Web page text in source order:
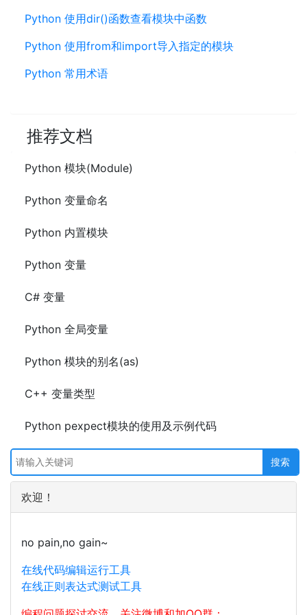
Python 使用dir()函数查看模块中函数
Python 使用from和import导入指定的模块
Python 常用术语
推荐文档
Python 模块(Module)
Python 变量命名
Python 内置模块
Python 变量
C# 变量
Python 全局变量
Python 模块的别名(as)
C++ 变量类型
Python pexpect模块的使用及示例代码
欢迎！
no pain,no gain~
在线代码编辑运行工具
在线正则表达式测试工具